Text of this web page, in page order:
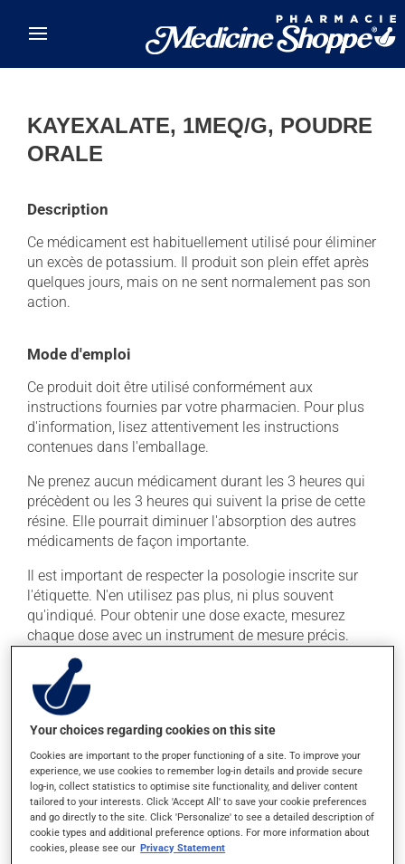
KAYEXALATE, 1MEQ/G, POUDRE
ORALE
Description
Ce médicament est habituellement utilisé pour éliminer
un excès de potassium. Il produit son plein effet après
quelques jours, mais on ne sent normalement pas son
action.
Mode d'emploi
Ce produit doit être utilisé conformément aux
instructions fournies par votre pharmacien. Pour plus
d'information, lisez attentivement les instructions
contenues dans l'emballage.
Ne prenez aucun médicament durant les 3 heures qui
précèdent ou les 3 heures qui suivent la prise de cette
résine. Elle pourrait diminuer l'absorption des autres
médicaments de façon importante.
Il est important de respecter la posologie inscrite sur
l'étiquette. N'en utilisez pas plus, ni plus souvent
qu'indiqué. Pour obtenir une dose exacte, mesurez
chaque dose avec un instrument de mesure précis.
Pour assurer son efficacité, ne le prenez pas en même
temps qu'un antiacide. Ce médicament contient du
sodium. Considérez cet apport si vous suivez un
régime à faible teneur en sel.
Effets indésirables
En plus de ses effets recherchés, ce produit peut à
l'occasion entraîner certains effets indésirables (effets
secondaires), notamment :
Your choices regarding cookies on this site
Cookies are important to the proper functioning of a site. To improve your
experience, we use cookies to remember log-in details and provide secure
log-in, collect statistics to optimise site functionality, and deliver content
tailored to your interests. Click 'Accept All' to save your cookie preferences
and go directly to the site. Click 'Personalize' to see a detailed description of
cookie types and additional preference options. For more information about
cookies, please see our Privacy Statement